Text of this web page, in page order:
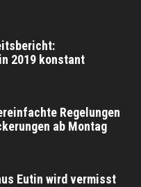
2019 konstant
Regelungen
ab Montag
Eutin wird vermisst